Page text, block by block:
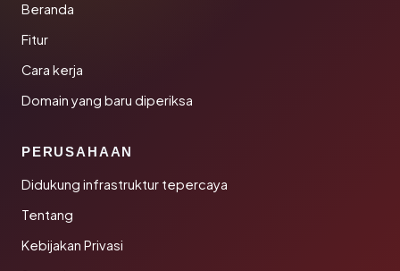
Beranda
Fitur
Cara kerja
Domain yang baru diperiksa
PERUSAHAAN
Didukung infrastruktur tepercaya
Tentang
Kebijakan Privasi